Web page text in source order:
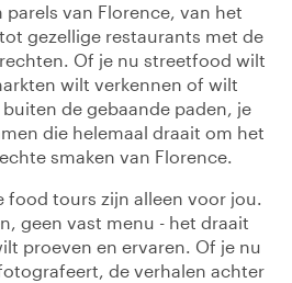
parels van Florence, van het
gezellige restaurants met de
Of je nu streetfood wilt
wilt verkennen of wilt
de gebaande paden, je
die helemaal draait om het
smaken van Florence.
food tours zijn alleen voor jou.
geen vast menu - het draait
proeven en ervaren. Of je nu
de verhalen achter